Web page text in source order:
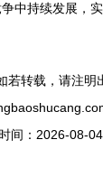
中持续发展，实
若转载，请注明
间：2026-08-